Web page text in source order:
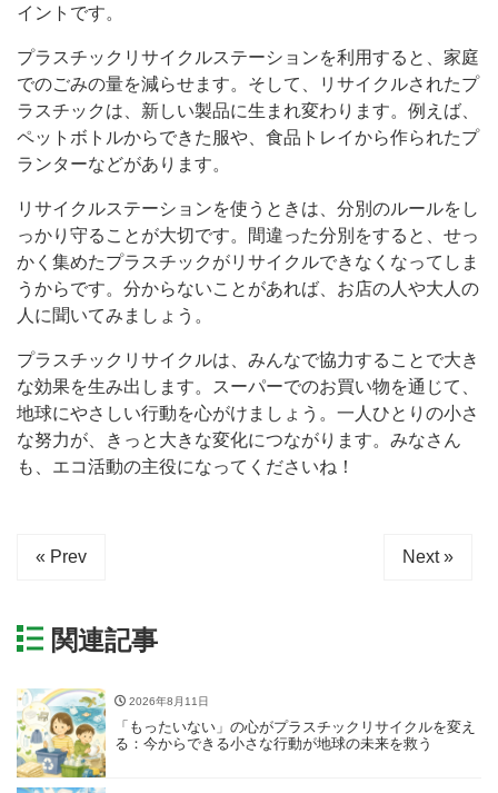
イントです。
プラスチックリサイクルステーションを利用すると、家庭
でのごみの量を減らせます。そして、リサイクルされたプ
ラスチックは、新しい製品に生まれ変わります。例えば、
ペットボトルからできた服や、食品トレイから作られたプ
ランターなどがあります。
リサイクルステーションを使うときは、分別のルールをし
っかり守ることが大切です。間違った分別をすると、せっ
かく集めたプラスチックがリサイクルできなくなってしま
うからです。分からないことがあれば、お店の人や大人の
人に聞いてみましょう。
プラスチックリサイクルは、みんなで協力することで大き
な効果を生み出します。スーパーでのお買い物を通じて、
地球にやさしい行動を心がけましょう。一人ひとりの小さ
な努力が、きっと大きな変化につながります。みなさん
も、エコ活動の主役になってくださいね！
« Prev Next »
関連記事
2026年8月11日
「もったいない」の心がプラスチックリサイクルを変え
る：今からできる小さな行動が地球の未来を救う